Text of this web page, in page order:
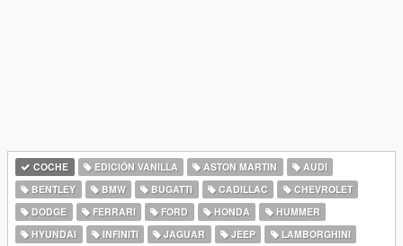
COCHE EDICIÓN VANILLA ASTON MARTIN
AUDI
BENTLEY
BMW BUGATTI CADILLAC
CHEVROLET
DODGE
FERRARI FORD HONDA
HUMMER
HYUNDAI
INFINITI JAGUAR JEEP
LAMBORGHINI